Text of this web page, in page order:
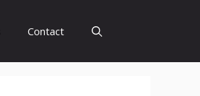
Contact